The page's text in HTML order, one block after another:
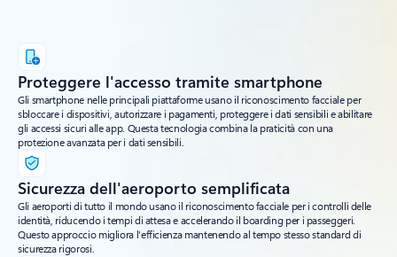
Proteggere l'accesso tramite smartphone
Gli smartphone nelle principali piattaforme usano il riconoscimento facciale per
sbloccare i dispositivi, autorizzare i pagamenti, proteggere i dati sensibili e abilitare
gli accessi sicuri alle app. Questa tecnologia combina la praticità con una
protezione avanzata per i dati sensibili.
Sicurezza dell'aeroporto semplificata
Gli aeroporti di tutto il mondo usano il riconoscimento facciale per i controlli delle
identità, riducendo i tempi di attesa e accelerando il boarding per i passeggeri.
Questo approccio migliora l'efficienza mantenendo al tempo stesso standard di
sicurezza rigorosi.